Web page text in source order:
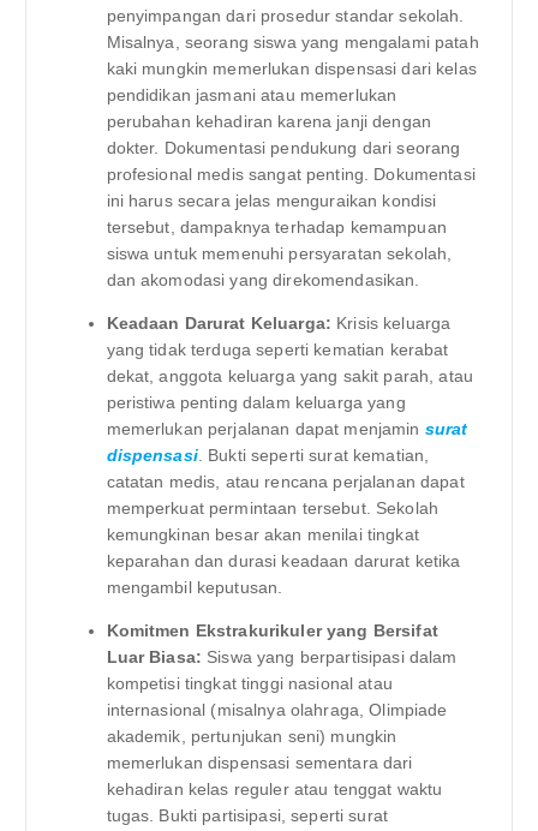
penyimpangan dari prosedur standar sekolah.
Misalnya, seorang siswa yang mengalami patah
kaki mungkin memerlukan dispensasi dari kelas
pendidikan jasmani atau memerlukan
perubahan kehadiran karena janji dengan
dokter. Dokumentasi pendukung dari seorang
profesional medis sangat penting. Dokumentasi
ini harus secara jelas menguraikan kondisi
tersebut, dampaknya terhadap kemampuan
siswa untuk memenuhi persyaratan sekolah,
dan akomodasi yang direkomendasikan.
Keadaan Darurat Keluarga: Krisis keluarga
yang tidak terduga seperti kematian kerabat
dekat, anggota keluarga yang sakit parah, atau
peristiwa penting dalam keluarga yang
memerlukan perjalanan dapat menjamin surat
dispensasi. Bukti seperti surat kematian,
catatan medis, atau rencana perjalanan dapat
memperkuat permintaan tersebut. Sekolah
kemungkinan besar akan menilai tingkat
keparahan dan durasi keadaan darurat ketika
mengambil keputusan.
Komitmen Ekstrakurikuler yang Bersifat
Luar Biasa: Siswa yang berpartisipasi dalam
kompetisi tingkat tinggi nasional atau
internasional (misalnya olahraga, Olimpiade
akademik, pertunjukan seni) mungkin
memerlukan dispensasi sementara dari
kehadiran kelas reguler atau tenggat waktu
tugas. Bukti partisipasi, seperti surat